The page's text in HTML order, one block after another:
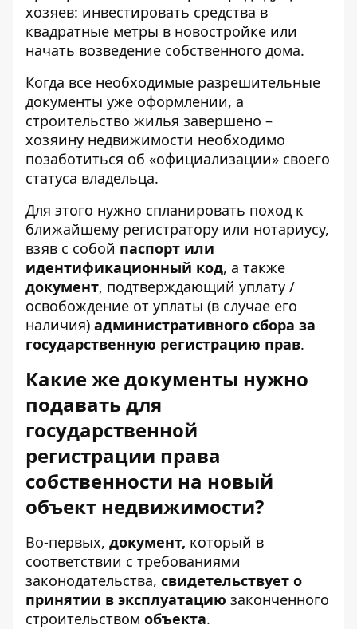
хозяев: инвестировать средства в
квадратные метры в новостройке или
начать возведение собственного дома.
Когда все необходимые разрешительные
документы уже оформлении, а
строительство жилья завершено –
хозяину недвижимости необходимо
позаботиться об «официализации» своего
статуса владельца.
Для этого нужно спланировать поход к
ближайшему регистратору или нотариусу,
взяв с собой паспорт или
идентификационный код, а также
документ, подтверждающий уплату /
освобождение от уплаты (в случае его
наличия) административного сбора за
государственную регистрацию прав.
Какие же документы нужно
подавать для
государственной
регистрации права
собственности на новый
объект недвижимости?
Во-первых, документ, который в
соответствии с требованиями
законодательства, свидетельствует о
принятии в эксплуатацию законченного
строительством объекта.